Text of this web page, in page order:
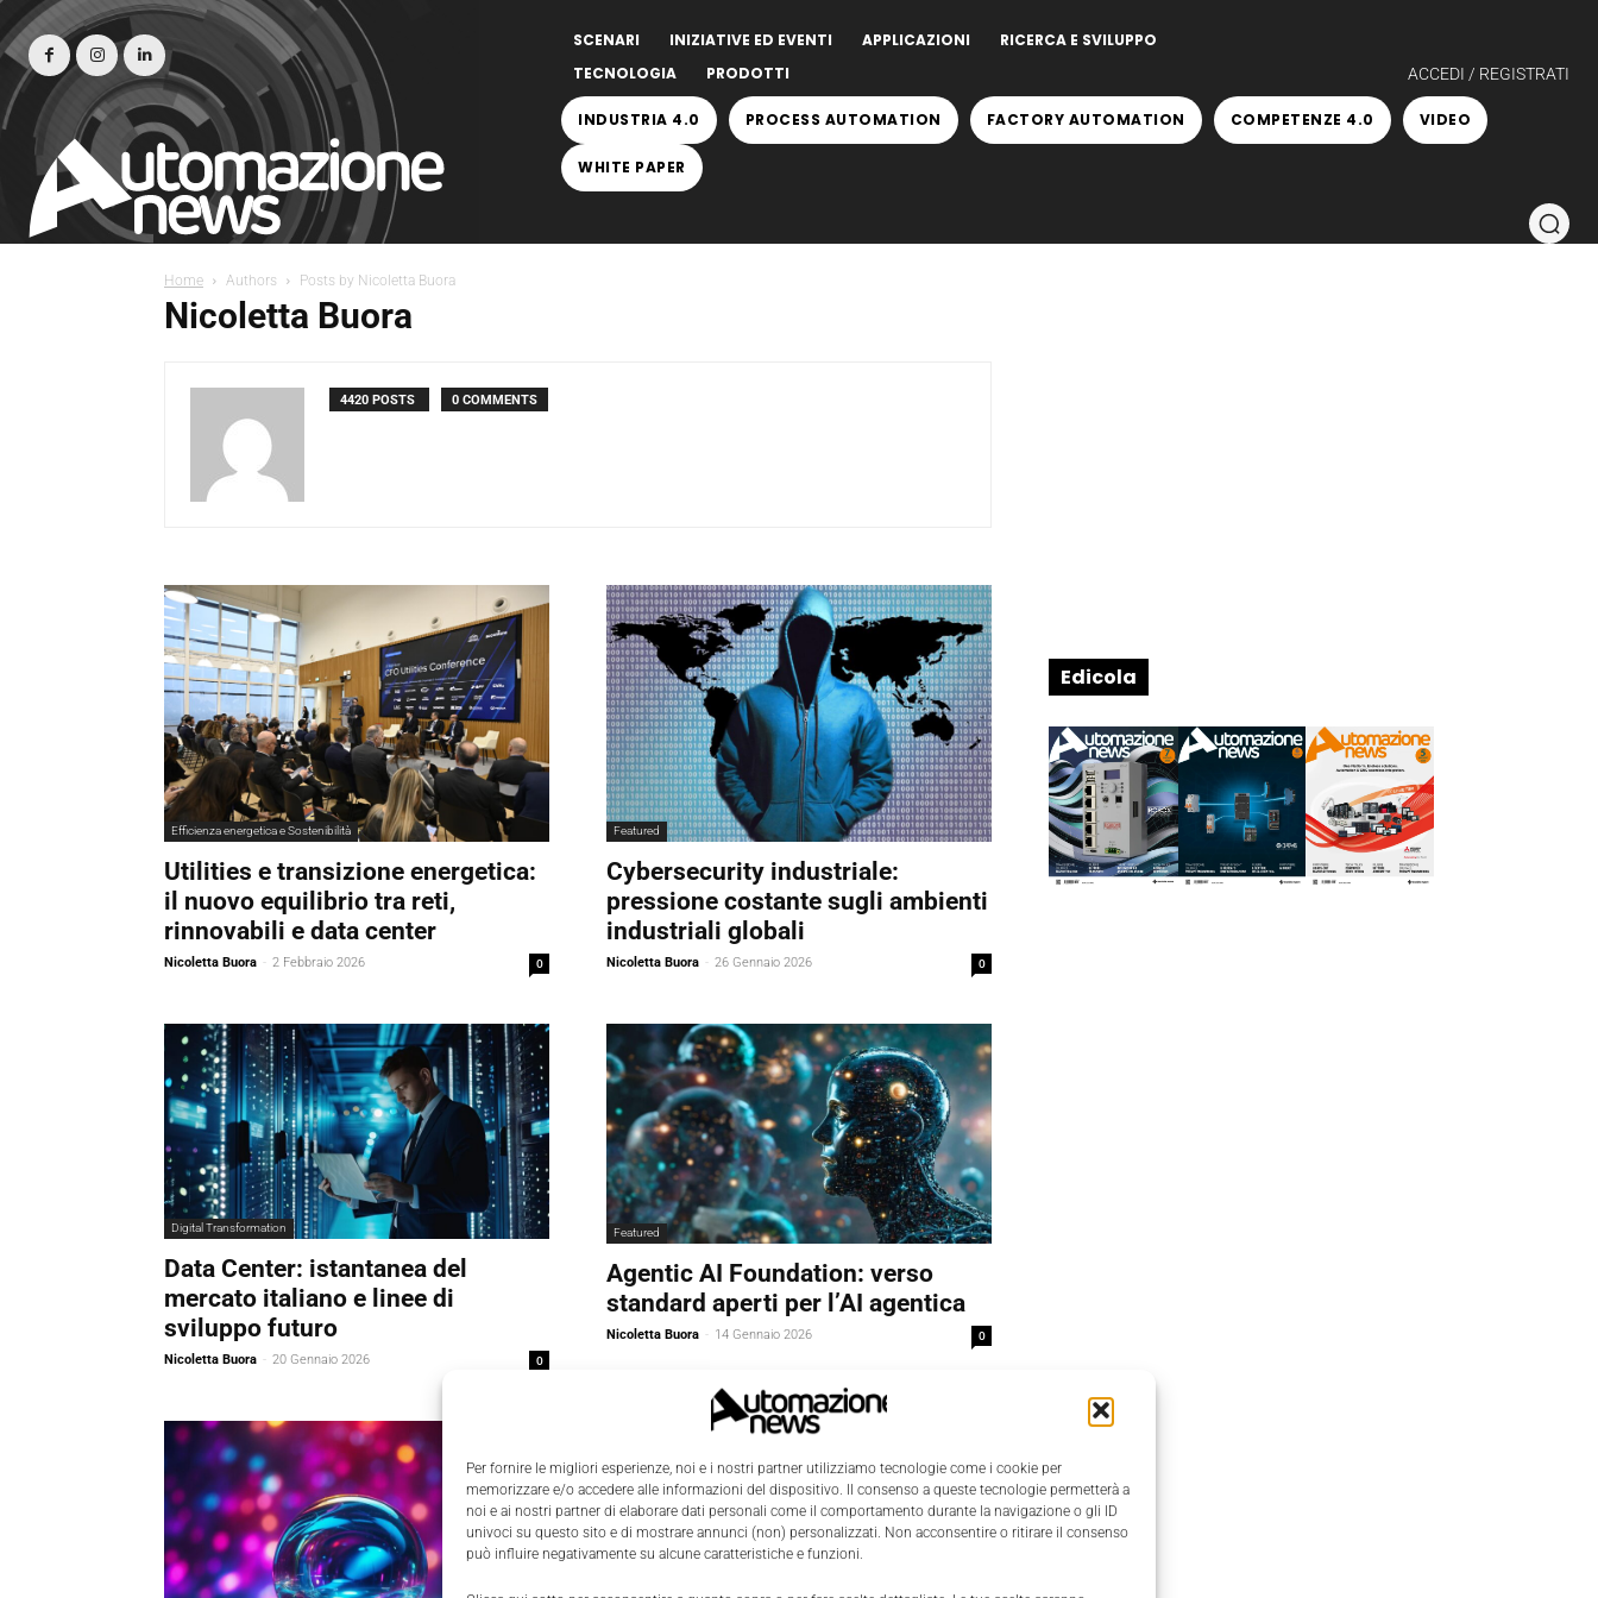
Per fornire le migliori esperienze, noi e i nostri partner utilizziamo tecnologie come i cookie per
memorizzare e/o accedere alle informazioni del dispositivo. Il consenso a queste tecnologie permetterà a
noi e ai nostri partner di elaborare dati personali come il comportamento durante la navigazione o gli ID
univoci su questo sito e di mostrare annunci (non) personalizzati. Non acconsentire o ritirare il consenso
può influire negativamente su alcune caratteristiche e funzioni.
SCENARI INIZIATIVE ED EVENTI APPLICAZIONI
RICERCA E SVILUPPO
TECNOLOGIA
PRODOTTI ACCEDI / REGISTRATI
INDUSTRIA 4.0 PROCESS AUTOMATION FACTORY AUTOMATION COMPETENZE 4.0 VIDEO
WHITE PAPER
Home Authors Posts by Nicoletta Buora
Nicoletta Buora
4420 POSTS 0 COMMENTS
Efficienza energetica e Sostenibilità
Utilities e transizione energetica:
il nuovo equilibrio tra reti,
rinnovabili e data center
Nicoletta Buora - 2 Febbraio 2026 0
Featured
Cybersecurity industriale:
pressione costante sugli ambienti
industriali globali
Nicoletta Buora - 26 Gennaio 2026 0
Digital Transformation
Data Center: istantanea del
mercato italiano e linee di
sviluppo futuro
Nicoletta Buora - 20 Gennaio 2026 0
Featured
Agentic AI Foundation: verso
standard aperti per l’AI agentica
Nicoletta Buora - 14 Gennaio 2026 0
Edicola